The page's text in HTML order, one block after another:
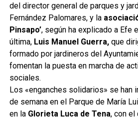
del director general de parques y
Fernández Palomares, y la
Pinsapo’, según ha explicado a Efe
última,Luis Manuel Guerra,que
formado por jardineros del
fomentan la puesta en marcha de
sociales.
Los «enganches solidarios» se han
de semana en el Parque de María
en laGlorieta Luca de Tena, con el